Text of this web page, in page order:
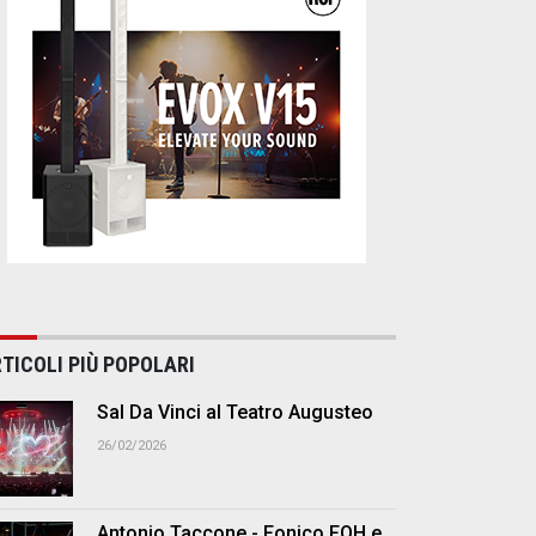
PIÙ POPOLARI
Sal Da Vinci al Teatro Augusteo
26/02/2026